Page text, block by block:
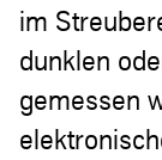
im
dunklen
gemessen